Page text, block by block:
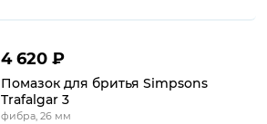
4 620 ₽
Помазок для бритья Simpsons
Trafalgar 3
фибра, 26 мм